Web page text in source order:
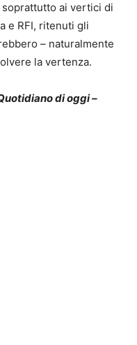
ai vertici di
e RFI, ritenuti gli
– naturalmente
la vertenza.
di oggi –